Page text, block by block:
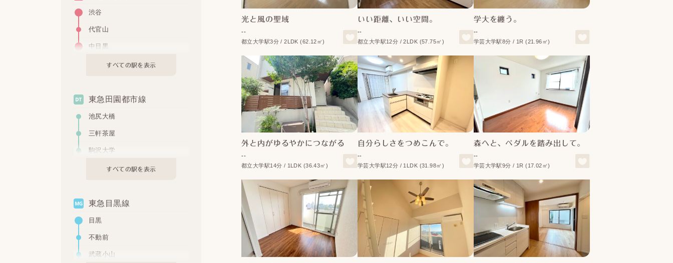
光と風の聖域
--
都立大学駅3分 / 2LDK (62.12㎡)
いい距離、いい空間。
--
都立大学駅12分 / 2LDK (57.75㎡)
学大を纏う。
--
学芸大学駅8分 / 1R (21.96㎡)
外と内がゆるやかにつながる
--
都立大学駅14分 / 1LDK (36.43㎡)
自分らしさをつめこんで。
--
学芸大学駅12分 / 1LDK (31.98㎡)
森へと、ペダルを踏み出して。
--
学芸大学駅9分 / 1R (17.02㎡)
渋谷
代官山
中目黒
祐天寺
都立大学
自由が丘
田園調布
多摩川
元住吉
日吉
綱島
大倉山
すべての駅を表示
東急田園都市線
池尻大橋
三軒茶屋
駒沢大学
桜新町すべての駅を表示
東急目黒線
目黒
不動前
武蔵小山